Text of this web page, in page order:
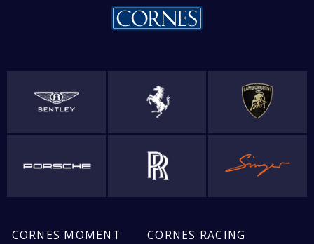
CORNES MOMENT
CORNES RACING